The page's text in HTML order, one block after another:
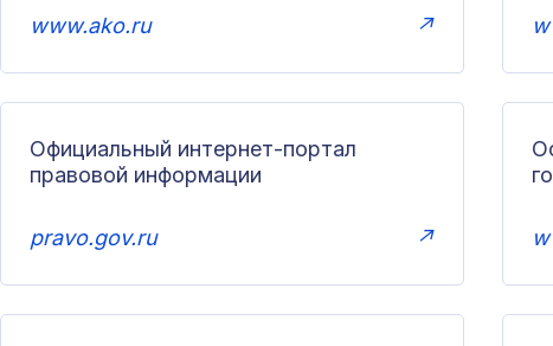
www.ako.ru ↗
Официальный интернет-портал
правовой информации
pravo.gov.ru ↗